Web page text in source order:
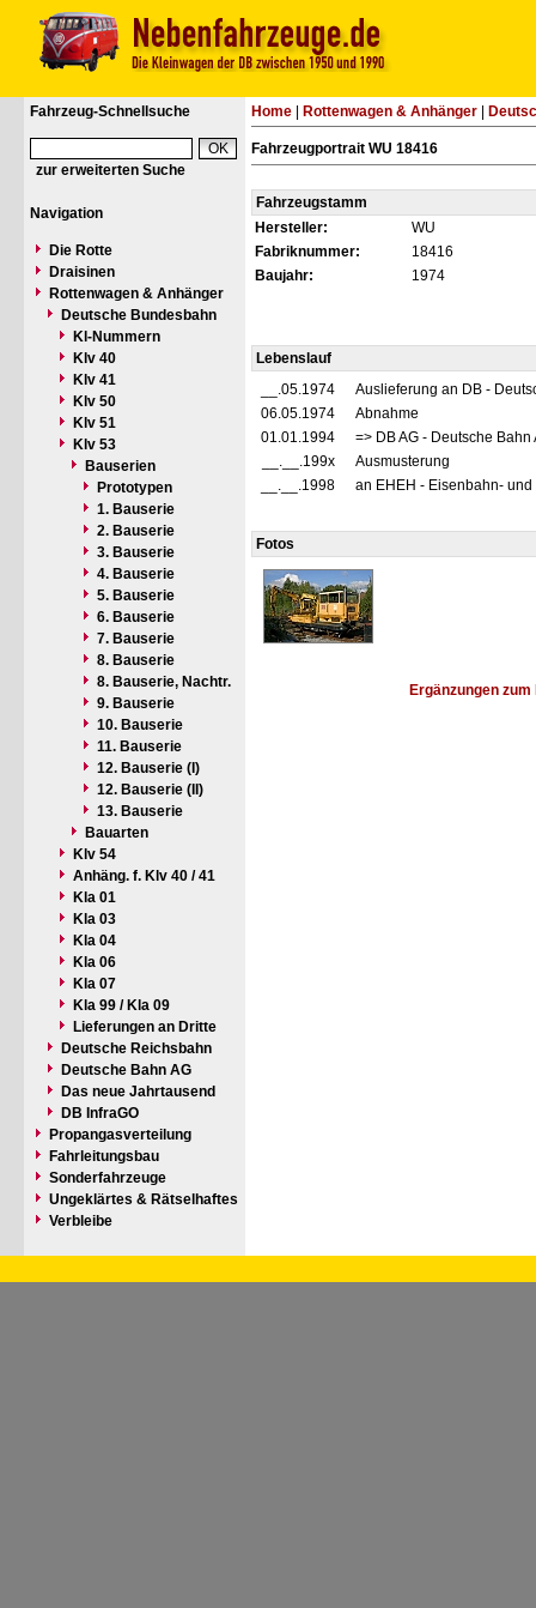
Fahrzeug-Schnellsuche
zur erweiterten Suche
Navigation
Die Rotte
Draisinen
Rottenwagen & Anhänger
Deutsche Bundesbahn
Kl-Nummern
Klv 40
Klv 41
Klv 50
Klv 51
Klv 53
Bauserien
Prototypen
1. Bauserie
2. Bauserie
3. Bauserie
4. Bauserie
5. Bauserie
6. Bauserie
7. Bauserie
8. Bauserie
8. Bauserie, Nachtr.
9. Bauserie
10. Bauserie
11. Bauserie
12. Bauserie (I)
12. Bauserie (II)
13. Bauserie
Bauarten
Klv 54
Anhäng. f. Klv 40 / 41
Kla 01
Kla 03
Kla 04
Kla 06
Kla 07
Kla 99 / Kla 09
Lieferungen an Dritte
Deutsche Reichsbahn
Deutsche Bahn AG
Das neue Jahrtausend
DB InfraGO
Propangasverteilung
Fahrleitungsbau
Sonderfahrzeuge
Ungeklärtes & Rätselhaftes
Verbleibe
Home Rottenwagen & Anhänger
Fahrzeugportrait WU 18416
Fahrzeugstamm
Hersteller:
WU
Fabriknummer:
18416
Baujahr:
1974
Lebenslauf
__.05.1974
Auslieferung an DB -
06.05.1974
Abnahme
01.01.1994
=> DB AG - Deutsche
__.__.199x
Ausmusterung
__.__.1998
an EHEH - Eisenbahn-
Fotos
Ergänzungen